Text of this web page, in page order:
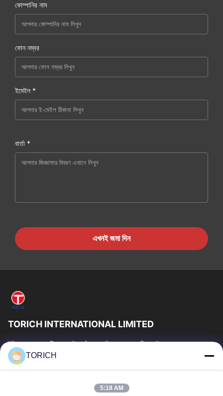
কোম্পানির নাম
ফোন নম্বর
ইমেইল *
বার্তা *
এখনই জমা দিন
TORICH INTERNATIONAL LIMITED
টরিচ গ্রুপ হল একটি ওয়ান-স্টপ কাঁচামাল পরিষেবা প্রদানকারী যার উৎপাদন, গবেষণা ও
উন্নয়ন, ট্রেডিং, গুদামজাতকরণ এবং কাস্টমাইজড প্রক্রিয়াকরণে 30...
গুরুত্বপূর্ণ সংযোগ
পণ্য
TORICH
5:18 AM